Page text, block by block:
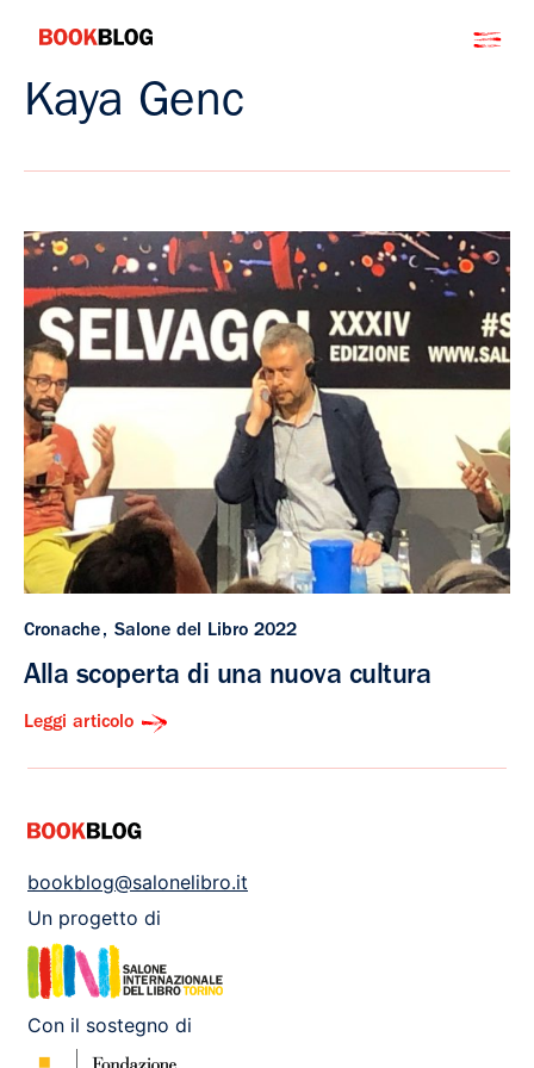
contenuto
Bookblog
Kaya Genc
Cronache Salone del Libro 2022
Alla scoperta di una nuova cultura
Leggi articolo
bookblog@salonelibro.it
Un progetto di
Con il sostegno di